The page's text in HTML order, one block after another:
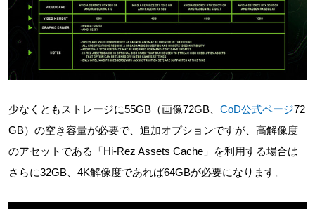
少なくともストレージに55GB（画像72GB、 CoD公式ページ72
GB）の空き容量が必要で、追加オプションですが、高解像度
のアセットである「Hi-Rez Assets Cache」を利用する場合は
さらに32GB、4K解像度であれば64GBが必要になります。